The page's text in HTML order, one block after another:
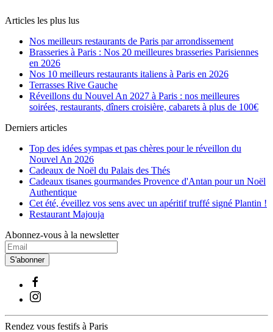
Articles les plus lus
Nos meilleurs restaurants de Paris par arrondissement
Brasseries à Paris : Nos 20 meilleures brasseries Parisiennes
en 2026
Nos 10 meilleurs restaurants italiens à Paris en 2026
Terrasses Rive Gauche
Réveillons du Nouvel An 2027 à Paris : nos meilleures
soirées, restaurants, dîners croisière, cabarets à plus de 100€
Derniers articles
Top des idées sympas et pas chères pour le réveillon du
Nouvel An 2026
Cadeaux de Noël du Palais des Thés
Cadeaux tisanes gourmandes Provence d'Antan pour un Noël
Authentique
Cet été, éveillez vos sens avec un apéritif truffé signé Plantin !
Restaurant Majouja
Abonnez-vous à la newsletter
S'abonner
Rendez vous festifs à Paris